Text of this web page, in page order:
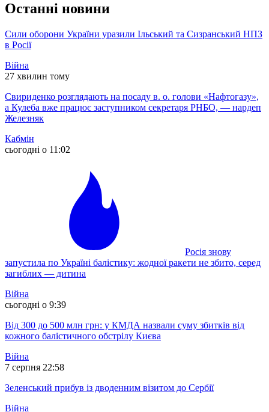
Останні новини
Сили оборони України уразили Ільський та Сизранський НПЗ
в Росії
Війна
27 хвилин тому
Свириденко розглядають на посаду в. о. голови «Нафтогазу»,
а Кулеба вже працює заступником секретаря РНБО, — нардеп
Железняк
Кабмін
сьогодні о 11:02
Росія знову
запустила по Україні балістику: жодної ракети не збито, серед
загиблих — дитина
Війна
сьогодні о 9:39
Від 300 до 500 млн грн: у КМДА назвали суму збитків від
кожного балістичного обстрілу Києва
Війна
7 серпня 22:58
Зеленський прибув із дводенним візитом до Сербії
Війна